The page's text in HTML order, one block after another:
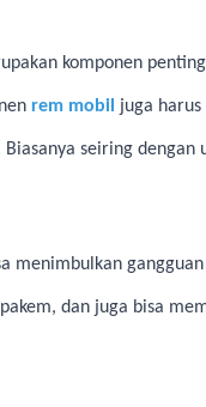
komponen
rem mobil juga
seiring
menimbulkan
dan juga bisa